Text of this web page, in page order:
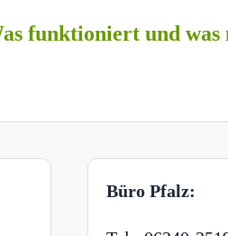
funktioniert und
Büro Pfalz: